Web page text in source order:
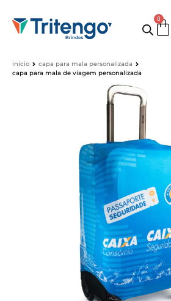
0
início
capa para mala personalizada
capa para mala de viagem personalizada